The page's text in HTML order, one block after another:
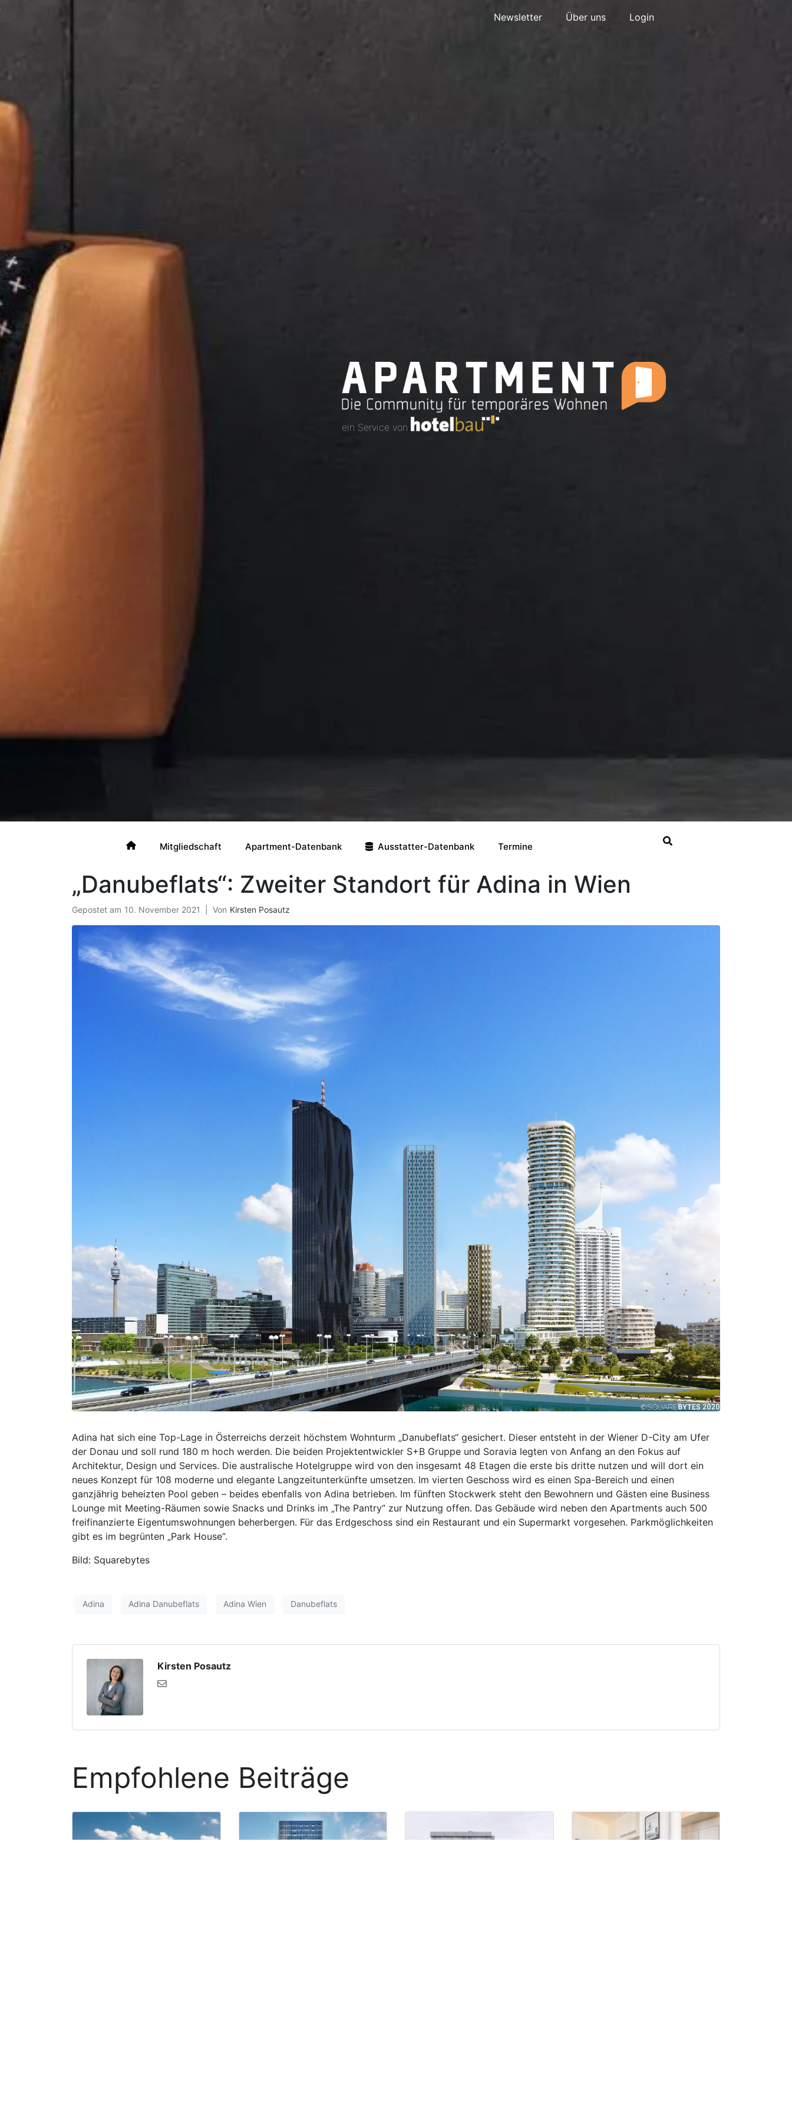
Newsletter Über uns Login
ein Service von
Mitgliedschaft Apartment-Datenbank Ausstatter-Datenbank Termine
„Danubeflats“: Zweiter Standort für Adina in Wien
Gepostet am 10. November 2021 Von Kirsten Posautz
Adina hat sich eine Top-Lage in Österreichs derzeit höchstem Wohnturm „Danubeflats“ gesichert. Dieser entsteht in der Wiener D-City am Ufer
der Donau und soll rund 180 m hoch werden. Die beiden Projektentwickler S+B Gruppe und Soravia legten von Anfang an den Fokus auf
Architektur, Design und Services. Die australische Hotelgruppe wird von den insgesamt 48 Etagen die erste bis dritte nutzen und will dort ein
neues Konzept für 108 moderne und elegante Langzeitunterkünfte umsetzen. Im vierten Geschoss wird es einen Spa-Bereich und einen
ganzjährig beheizten Pool geben – beides ebenfalls von Adina betrieben. Im fünften Stockwerk steht den Bewohnern und Gästen eine Business
Lounge mit Meeting-Räumen sowie Snacks und Drinks im „The Pantry“ zur Nutzung offen. Das Gebäude wird neben den Apartments auch 500
freifinanzierte Eigentumswohnungen beherbergen. Für das Erdgeschoss sind ein Restaurant und ein Supermarkt vorgesehen. Parkmöglichkeiten
gibt es im begrünten „Park House“.
Bild: Squarebytes
Adina Adina Danubeflats Adina Wien Danubeflats
Kirsten Posautz
Empfohlene Beiträge